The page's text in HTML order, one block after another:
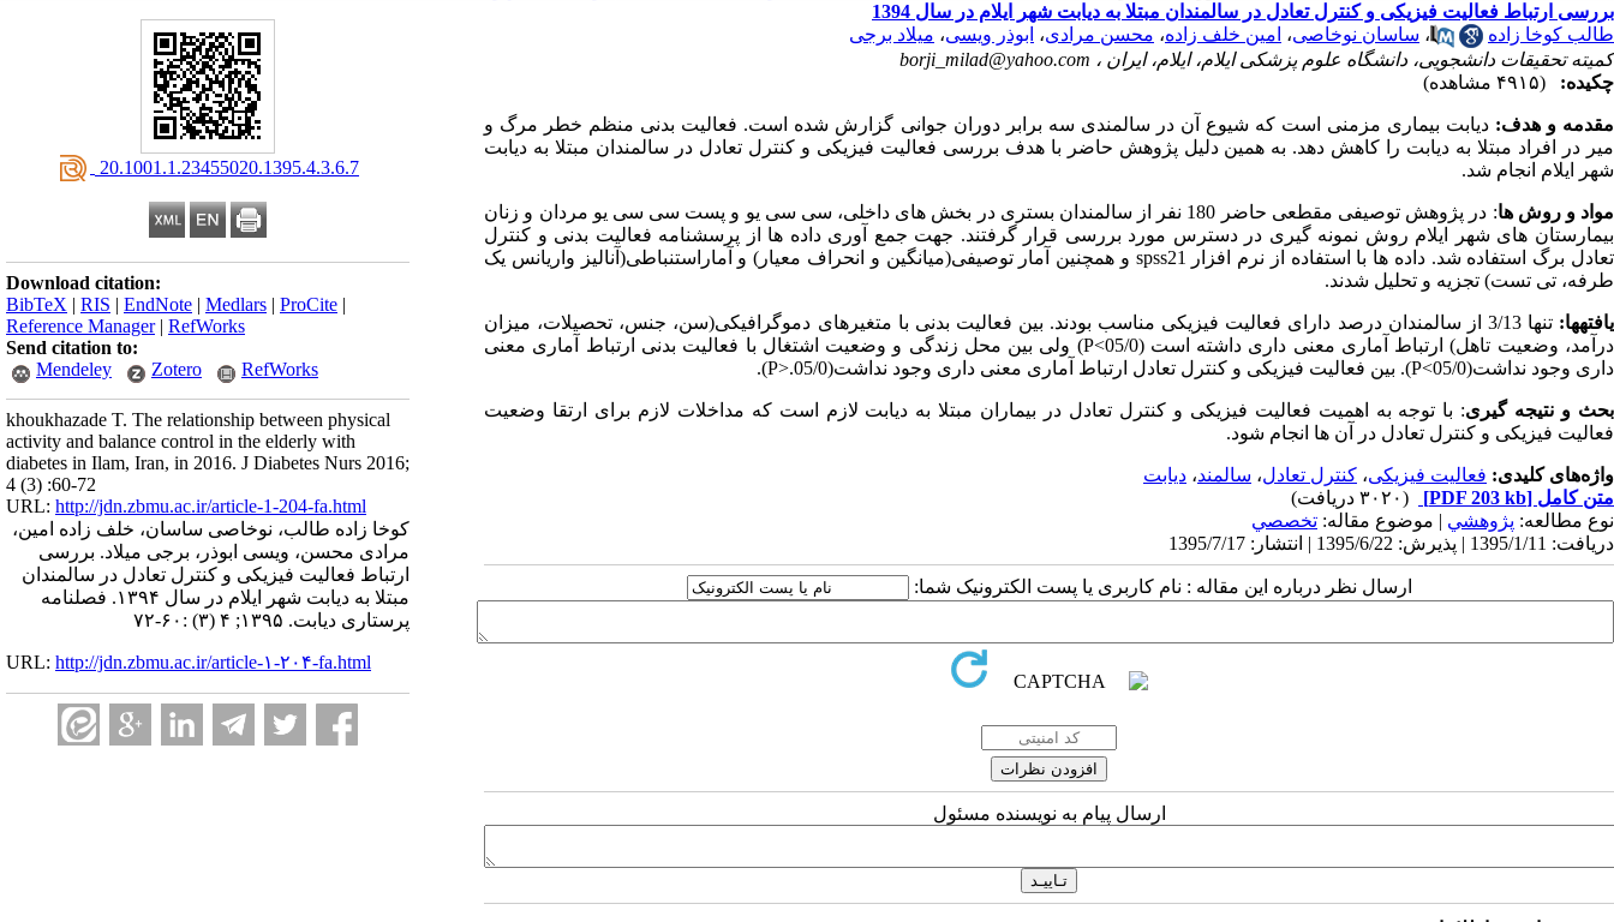
‎ 20.1001.1.23455020.1395.4.3.6.7
Download citation:
BibTeX | RIS | EndNote | Medlars | ProCite |
Reference Manager| RefWorks
Send citation to:
Mendeley
Zotero RefWorks
khoukhazade T. The relationship between physical
activity and balance control in the elderly with
diabetes in Ilam, Iran, in 2016. J Diabetes Nurs 2016;
4 (3) :60-72
URL: http://jdn.zbmu.ac.ir/article-1-204-fa.html
کوخا زاده طالب، نوخاصی ساسان، خلف زاده امین،
مرادی محسن، ویسی ابوذر، برجی میلاد. بررسی
ارتباط فعالیت فیزیکی و کنترل تعادل در سالمندان
مبتلا به دیابت شهر ایلام در سال ۱۳۹۴. فصلنامه
پرستاری دیابت. ۱۳۹۵; ۴ (۳) :۶۰-۷۲
URL: http://jdn.zbmu.ac.ir/article-۱-۲۰۴-fa.html
بررسی ارتباط فعالیت فیزیکی و کنترل تعادل در سالمندان مبتلا به دیابت شهر ایلام در سال 1394
طالب کوخا زاده
، ساسان نوخاصی، امین خلف زاده، محسن مرادی، ابوذر ویسی، میلاد برجی
کمیته تحقیقات دانشجویی، دانشگاه علوم پزشکی ایلام، ایلام، ایران ، borji_milad@yahoo.com
چکیده:
(۴۹۱۵ مشاهده)
مقدمه و هدف: دیابت بیماری مزمنی است که شیوع آن در سالمندی سه برابر دوران جوانی گزارش شده است. فعالیت بدنی منظم خطر مرگ و
میر در افراد مبتلا به دیابت را کاهش دهد. به همین دلیل پژوهش حاضر با هدف بررسی فعالیت فیزیکی و کنترل تعادل در سالمندان مبتلا به دیابت
شهر ایلام انجام شد.
مواد و روش ها:
در پژوهش توصیفی مقطعی حاضر 180 نفر از سالمندان بستری در بخش های داخلی، سی سی یو و پست سی سی یو مردان و زنان
بیمارستان های شهر ایلام روش نمونه گیری در دسترس مورد بررسی قرار گرفتند. جهت جمع آوری داده ها از پرسشنامه فعالیت بدنی و کنترل
تعادل برگ استفاده شد. داده ها با استفاده از نرم افزار
spss21 و همچنین آمار توصیفی(میانگین و انحراف معیار) و آماراستنباطی(آنالیز واریانس یک
طرفه، تی تست) تجزیه و تحلیل شدند.
یافته‏ها:
تنها 3/13 از سالمندان درصد دارای فعالیت فیزیکی مناسب بودند. بین فعالیت بدنی با متغیرهای دموگرافیکی(سن، جنس، تحصیلات، میزان
درآمد، وضعیت تاهل) ارتباط آماری معنی داری داشته است (05/0
P<) ولی بین محل زندگی و وضعیت اشتغال با فعالیت بدنی ارتباط آماری معنی
داری وجود نداشت(05/0
P<). بین فعالیت فیزیکی و کنترل تعادل ارتباط آماری معنی داری وجود نداشت(05/0. P>
).
بحث و نتیجه گیری: با توجه به اهمیت فعالیت فیزیکی و کنترل تعادل در بیماران مبتلا به دیابت لازم است که مداخلات لازم برای ارتقا وضعیت
فعالیت فیزیکی و کنترل تعادل در آن ها انجام شود.
واژه‌های کلیدی: فعالیت فیزیکی، کنترل تعادل، سالمند، دیابت
متن کامل [PDF 203 kb]
(۳۰۲۰ دریافت)
نوع مطالعه: پژوهشي | موضوع مقاله: تخصصي
دریافت: 1395/1/11 | پذیرش: 1395/6/22 | انتشار: 1395/7/17
ارسال نظر درباره این مقاله : نام کاربری یا پست الکترونیک شما:
ارسال پیام به نویسنده مسئول